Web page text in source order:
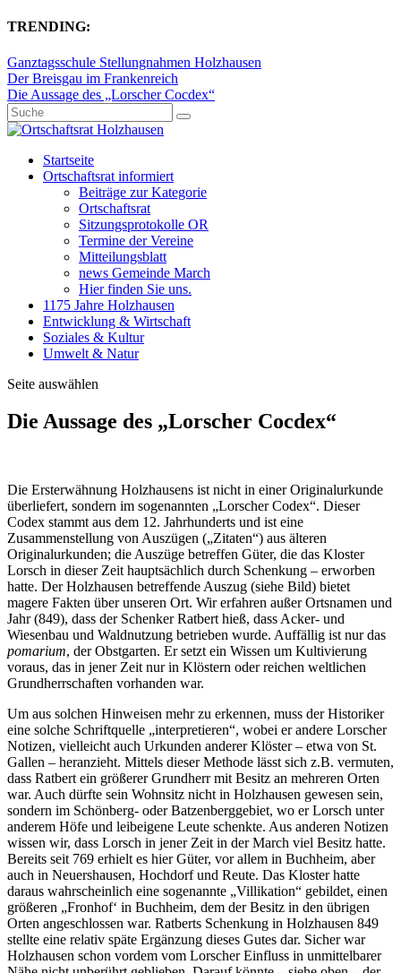
TRENDING:
Ganztagsschule Stellungnahmen Holzhausen
Der Breisgau im Frankenreich
Die Aussage des „Lorscher Cocdex“
Startseite
Ortschaftsrat informiert
Beiträge zur Kategorie
Ortschaftsrat
Sitzungsprotokolle OR
Termine der Vereine
Mitteilungsblatt
news Gemeinde March
Hier finden Sie uns.
1175 Jahre Holzhausen
Entwicklung & Wirtschaft
Soziales & Kultur
Umwelt & Natur
Seite auswählen
Die Aussage des „Lorscher Cocdex“
Die Ersterwähnung Holzhausens ist nicht in einer Originalurkunde
überliefert, sondern im sogenannten „Lorscher Codex“. Dieser
Codex stammt aus dem 12. Jahrhunderts und ist eine
Zusammenstellung von Auszügen („Zitaten“) aus älteren
Originalurkunden; die Auszüge betreffen Güter, die das Kloster
Lorsch in dieser Zeit hauptsächlich durch Schenkung – erworben
hatte. Der Holzhausen betreffende Auszug (siehe Bild) bietet
magere Fakten über unseren Ort. Wir erfahren außer Ortsnamen und
Jahr (849), dass der Schenker Ratbert hieß, dass Acker- und
Wiesenbau und Waldnutzung betrieben wurde. Auffällig ist nur das
pomarium, der Obstgarten. Er setzt ein Wissen um Kultivierung
voraus, das in jener Zeit nur in Klöstern oder reichen weltlichen
Grundherrschaften vorhanden war.
Um aus solchen Hinweisen mehr zu erkennen, muss der Historiker
eine solche Schriftquelle „interpretieren“, wobei er andere Lorscher
Notizen, vielleicht auch Urkunden anderer Klöster – etwa von St.
Gallen – heranzieht. Mittels dieser Methode lässt sich z.B. vermuten,
dass Ratbert ein größerer Grundherr mit Besitz an mehreren Orten
war. Auch dürfte sein Wohnsitz nicht in Holzhausen gewesen sein,
sondern im Schönberg- oder Batzenberggebiet, wo er Lorsch unter
anderem Höfe und leibeigene Leute schenkte. Aus anderen Notizen
wissen wir, dass Lorsch in jener Zeit in der March viel Besitz hatte.
Bereits seit 769 erhielt es hier Güter, vor allem in Buchheim, aber
auch in Neuershausen, Hochdorf und Reute. Das Kloster hatte
daraus wahrscheinlich eine sogenannte „Villikation“ gebildet, einen
größeren „Fronhof‘ in Buchheim, dem der Besitz in den übrigen
Orten angeschlossen war. Ratberts Schenkung in Holzhausen 849
stellte eine relativ späte Ergänzung dieses Gutes dar. Sicher war
Holzhausen schon vordem vom Lorscher Einfluss in unmittelbarer